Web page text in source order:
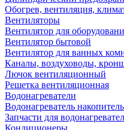
Обогрев, вентиляция,
Вентиляторы
Вентилятор для
Вентилятор бытовой
Вентилятор для ванных
Каналы, воздуховоды,
Лючок вентиляционный
Решетка вентиляционная
Водонагреватели
Водонагреватель
Запчасти для
Кондиционеры